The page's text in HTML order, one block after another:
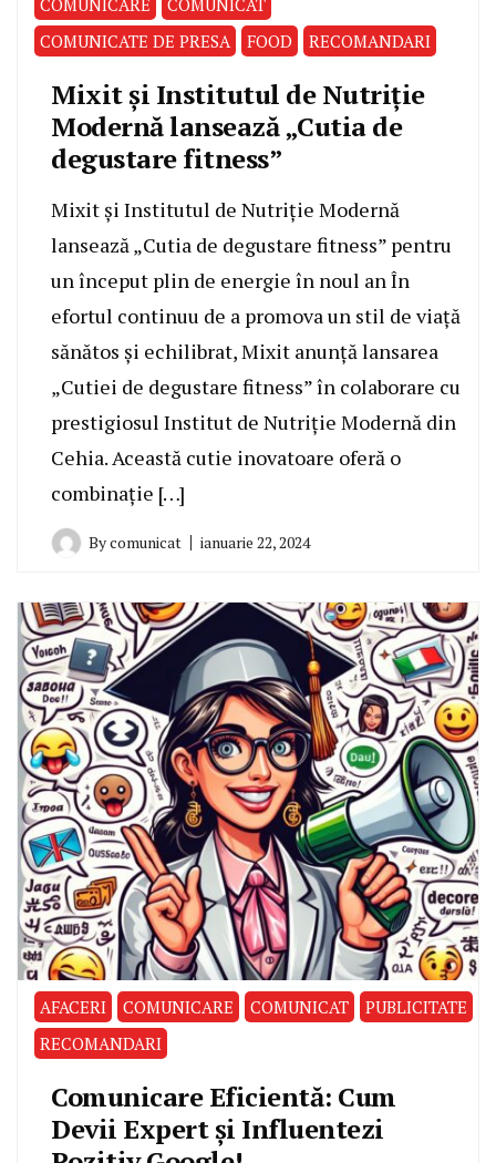
COMUNICATE DE PRESA
FOOD RECOMANDARI
Mixit și Institutul de Nutriție
Modernă lansează „Cutia de
degustare fitness”
Mixit și Institutul de Nutriție Modernă
lansează „Cutia de degustare fitness” pentru
un început plin de energie în noul an În
efortul continuu de a promova un stil de viață
sănătos și echilibrat, Mixit anunță lansarea
„Cutiei de degustare fitness” în colaborare cu
prestigiosul Institut de Nutriție Modernă din
Cehia. Această cutie inovatoare oferă o
combinație […]
Bycomunicat ianuarie 22, 2024
AFACERI COMUNICARE COMUNICAT
PUBLICITATE
RECOMANDARI
Comunicare Eficientă: Cum
Devii Expert și Influentezi